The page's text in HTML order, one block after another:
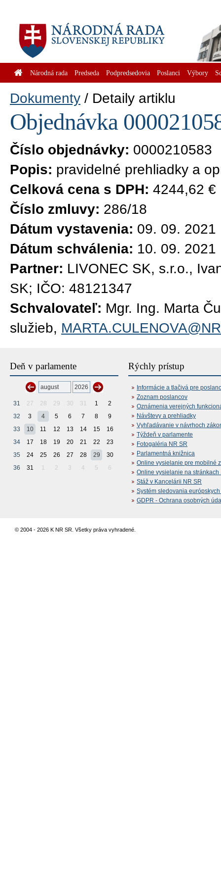
Národná rada Predseda Podpredsedovia Poslanci Výbory
Dokumenty Detaily artiklu
Objednávka
Číslo objednávky: 0000210583
Popis: pravidelné prehliadky a
Celková cena s DPH: 4244,62 €
Číslo zmluvy: 286/18
Dátum vystavenia: 09. 09. 2021
Dátum schválenia: 10. 09. 2021
Partner: LIVONEC SK, s.r.o.,
SK; IČO: 48121347
Schvalovateľ: Mgr. Ing. Marta
služieb,
Deň v parlamente
31 27 28 29 30 31 1
2
32
3 4 5 6 7 8
9
33
10 11 12 13 14 15
16
34
17 18 19 20 21 22
23
35
24 25 26 27 28 29
30
36
31 1 2 3 4 5 6
Rýchly prístup
Informácie a tlačivá pre
Zoznam poslancov
Oznámenia verejných
Návštevy a prehliadky
Vyhľadávanie v návrhoch
Týždeň v parlamente
Fotogaléria NR SR
Parlamentná knižnica
Online vysielanie pre mobilné
Online vysielanie na stránkach
Stáž v Kancelárii NR SR
Systém sledovania
GDPR - Ochrana osobných
© 2004 - 2026 K NR SR. Všetky práva vyhradené.